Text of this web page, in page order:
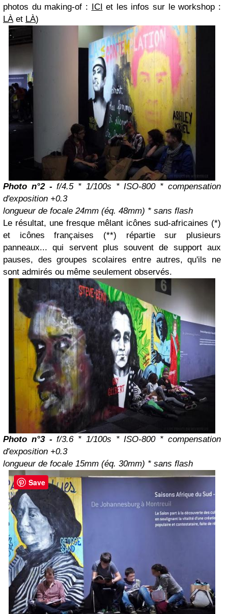
photos du making-of : ICI et les infos sur le workshop :
LÀet LÀ)
Photo n°2 - f/4.5 * 1/100s * ISO-800 * compensation
d'exposition +0.3
longueur de focale 24mm (éq. 48mm) * sans flash
Le résultat, une fresque mêlant icônes sud-africaines (*)
et icônes françaises (**) répartie sur plusieurs
panneaux... qui servent plus souvent de support aux
pauses, des groupes scolaires entre autres, qu'ils ne
sont admirés ou même seulement observés.
Photo n°3 - f/3.6 * 1/100s * ISO-800 * compensation
d'exposition +0.3
longueur de focale 15mm (éq. 30mm) * sans flash
Save